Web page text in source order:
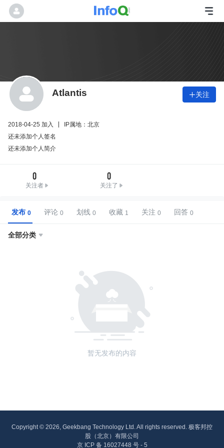
Atlantis 关注
2018-04-25 加入
IP属地：北京
还未添加个人签名
还未添加个人简介
0
关注者
0
关注了
发布 评论 划线 收藏 关注 回答
全部分类 
暂无发布的内容
Copyright © 2026, Geekbang Technology Ltd. All rights reserved. 极客邦控
股（北京）有限公司
京 ICP 备 16027448 号 - 5